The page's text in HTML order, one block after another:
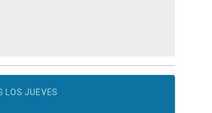
LOS JUEVES